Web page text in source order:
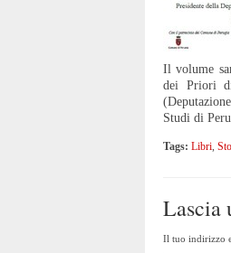
Il volume
dei Priori
Studi di
Tags: Libri,
Lascia
Il tuo indirizzo